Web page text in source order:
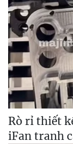
Rò rỉ thiết
iFan tranh